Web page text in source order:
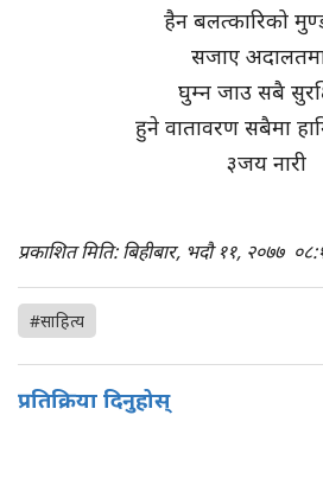
हैन बलत्कारिको
सजाए
घुम्न जाउ सबै
हुने वातावरण सबैमा
३जय नारी
प्रकाशित मिति: बिहीबार, भदौ ११, २०७७
#साहित्य
प्रतिक्रिया दिनुहोस्